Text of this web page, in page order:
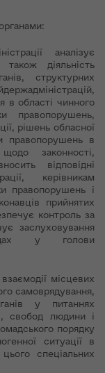
аналізує
діяльність
структурних
в області чинного
правопорушень,
рішень обласної
правопорушень в
законності,
відповідні
керівникам
правопорушень і
прийнятих
контроль за
заслуховування
у голови
місцевих
самоврядування,
у питаннях
свобод людини і
порядку
ситуації в
спеціальних